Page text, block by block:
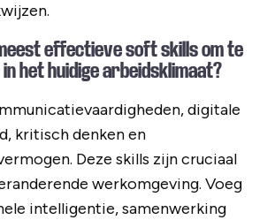
effectieve soft skills om te
het huidige arbeidsklimaat?
digitale
kritisch denken en
Deze skills zijn cruciaal
werkomgeving. Voeg
intelligentie, samenwerking